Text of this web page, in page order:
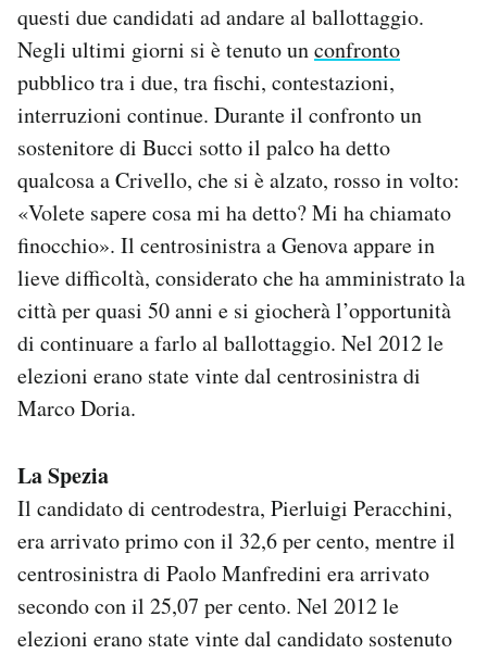
questi due candidati ad andare al ballottaggio.
Negli ultimi giorni si è tenuto unconfronto
pubblico tra i due, tra fischi, contestazioni,
interruzioni continue. Durante il confronto un
sostenitore di Bucci sotto il palco ha detto
qualcosa a Crivello, che si è alzato, rosso in volto:
«Volete sapere cosa mi ha detto? Mi ha chiamato
finocchio». Il centrosinistra a Genova appare in
lieve difficoltà, considerato che ha amministrato la
città per quasi 50 anni e si giocherà l’opportunità
di continuare a farlo al ballottaggio. Nel 2012 le
elezioni erano state vinte dal centrosinistra di
Marco Doria.
La Spezia
Il candidato di centrodestra, Pierluigi Peracchini,
era arrivato primo con il 32,6 per cento, mentre il
centrosinistra di Paolo Manfredini era arrivato
secondo con il 25,07 per cento. Nel 2012 le
elezioni erano state vinte dal candidato sostenuto